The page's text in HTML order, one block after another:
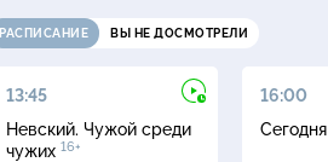
РАСПИСАНИЕ ВЫ НЕ ДОСМОТРЕЛИ
13:45
Невский. Чужой среди
чужих 16+
16:00
Сегодня